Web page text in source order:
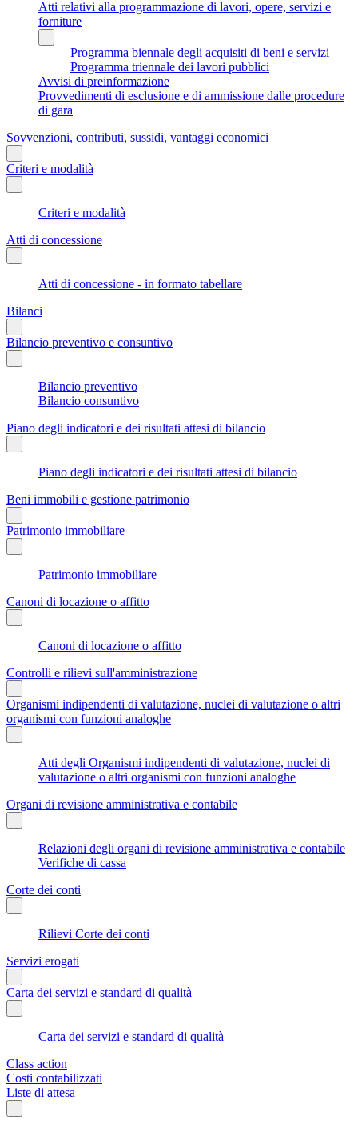
Atti relativi alla programmazione di lavori, opere, servizi e
forniture
Programma biennale degli acquisiti di beni e servizi
Programma triennale dei lavori pubblici
Avvisi di preinformazione
Provvedimenti di esclusione e di ammissione dalle procedure
di gara
Sovvenzioni, contributi, sussidi, vantaggi economici
Criteri e modalità
Criteri e modalità
Atti di concessione
Atti di concessione - in formato tabellare
Bilanci
Bilancio preventivo e consuntivo
Bilancio preventivo
Bilancio consuntivo
Piano degli indicatori e dei risultati attesi di bilancio
Piano degli indicatori e dei risultati attesi di bilancio
Beni immobili e gestione patrimonio
Patrimonio immobiliare
Patrimonio immobiliare
Canoni di locazione o affitto
Canoni di locazione o affitto
Controlli e rilievi sull'amministrazione
Organismi indipendenti di valutazione, nuclei di valutazione o altri
organismi con funzioni analoghe
Atti degli Organismi indipendenti di valutazione, nuclei di
valutazione o altri organismi con funzioni analoghe
Organi di revisione amministrativa e contabile
Relazioni degli organi di revisione amministrativa e contabile
Verifiche di cassa
Corte dei conti
Rilievi Corte dei conti
Servizi erogati
Carta dei servizi e standard di qualità
Carta dei servizi e standard di qualità
Class action
Costi contabilizzati
Liste di attesa